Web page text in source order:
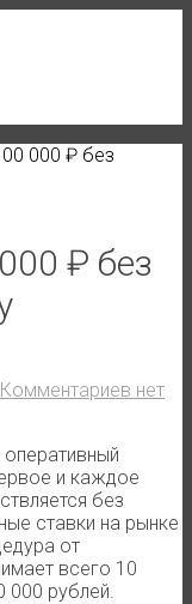
000 ₽ без
₽ без
Комментариев нет
и каждое
без
ставки на рынке
от
всего 10
рублей.